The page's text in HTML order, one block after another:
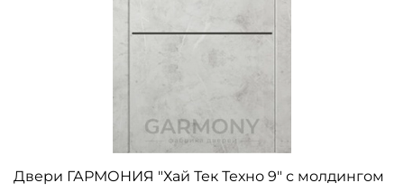
Двери ГАРМОНИЯ "Хай Тек Техно 9" с молдингом